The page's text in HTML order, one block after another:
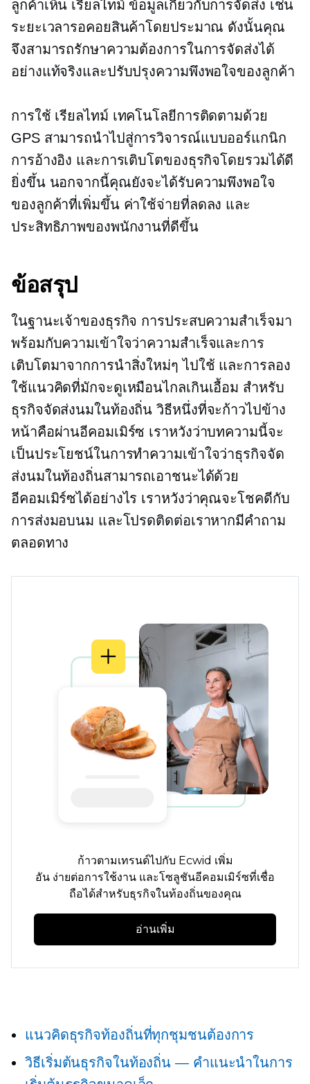
ลูกค้าเห็น เรียลไทม์ ข้อมูลเกี่ยวกับการจัดส่ง เช่น
ระยะเวลารอคอยสินค้าโดยประมาณ ดังนั้นคุณ
จึงสามารถรักษาความต้องการในการจัดส่งได้
อย่างแท้จริงและปรับปรุงความพึงพอใจของลูกค้า
การใช้ เรียลไทม์ เทคโนโลยีการติดตามด้วย
GPS สามารถนำไปสู่การวิจารณ์แบบออร์แกนิก
การอ้างอิง และการเติบโตของธุรกิจโดยรวมได้ดี
ยิ่งขึ้น นอกจากนี้คุณยังจะได้รับความพึงพอใจ
ของลูกค้าที่เพิ่มขึ้น ค่าใช้จ่ายที่ลดลง และ
ประสิทธิภาพของพนักงานที่ดีขึ้น
ข้อสรุป
ในฐานะเจ้าของธุรกิจ การประสบความสำเร็จมา
พร้อมกับความเข้าใจว่าความสำเร็จและการ
เติบโตมาจากการนำสิ่งใหม่ๆ ไปใช้ และการลอง
ใช้แนวคิดที่มักจะดูเหมือนไกลเกินเอื้อม สำหรับ
ธุรกิจจัดส่งนมในท้องถิ่น วิธีหนึ่งที่จะก้าวไปข้าง
หน้าคือผ่านอีคอมเมิร์ซ เราหวังว่าบทความนี้จะ
เป็นประโยชน์ในการทำความเข้าใจว่าธุรกิจจัด
ส่งนมในท้องถิ่นสามารถเอาชนะได้ด้วย
อีคอมเมิร์ซได้อย่างไร เราหวังว่าคุณจะโชคดีกับ
การส่งมอบนม และโปรดติดต่อเราหากมีคำถาม
ตลอดทาง
ก้าวตามเทรนด์ไปกับ Ecwid เพิ่ม
อัน ง่ายต่อการใช้งาน และโซลูชันอีคอมเมิร์ซที่เชื่อ
ถือได้สำหรับธุรกิจในท้องถิ่นของคุณ
อ่านเพิ่ม
แนวคิดธุรกิจท้องถิ่นที่ทุกชุมชนต้องการ
วิธีเริ่มต้นธุรกิจในท้องถิ่น — คำแนะนำในการ